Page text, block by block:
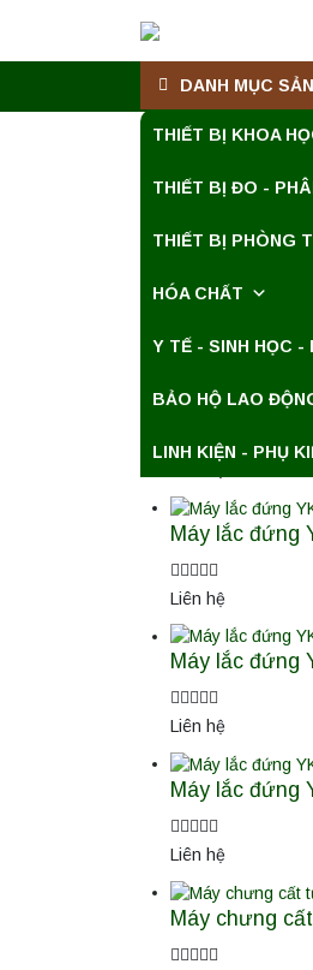
DANH MỤC
THIẾT BỊ KHOA
THIẾT BỊ ĐO -
THIẾT BỊ PHÒNG
HÓA CHẤT
Y TẾ - SINH HỌC -
BẢO HỘ LAO
LINH KIỆN - PHỤ
Máy lắc đứng
Máy lắc đứng
Liên hệ
Máy lắc đứng
Liên hệ
Máy lắc đứng
Liên hệ
Máy chưng